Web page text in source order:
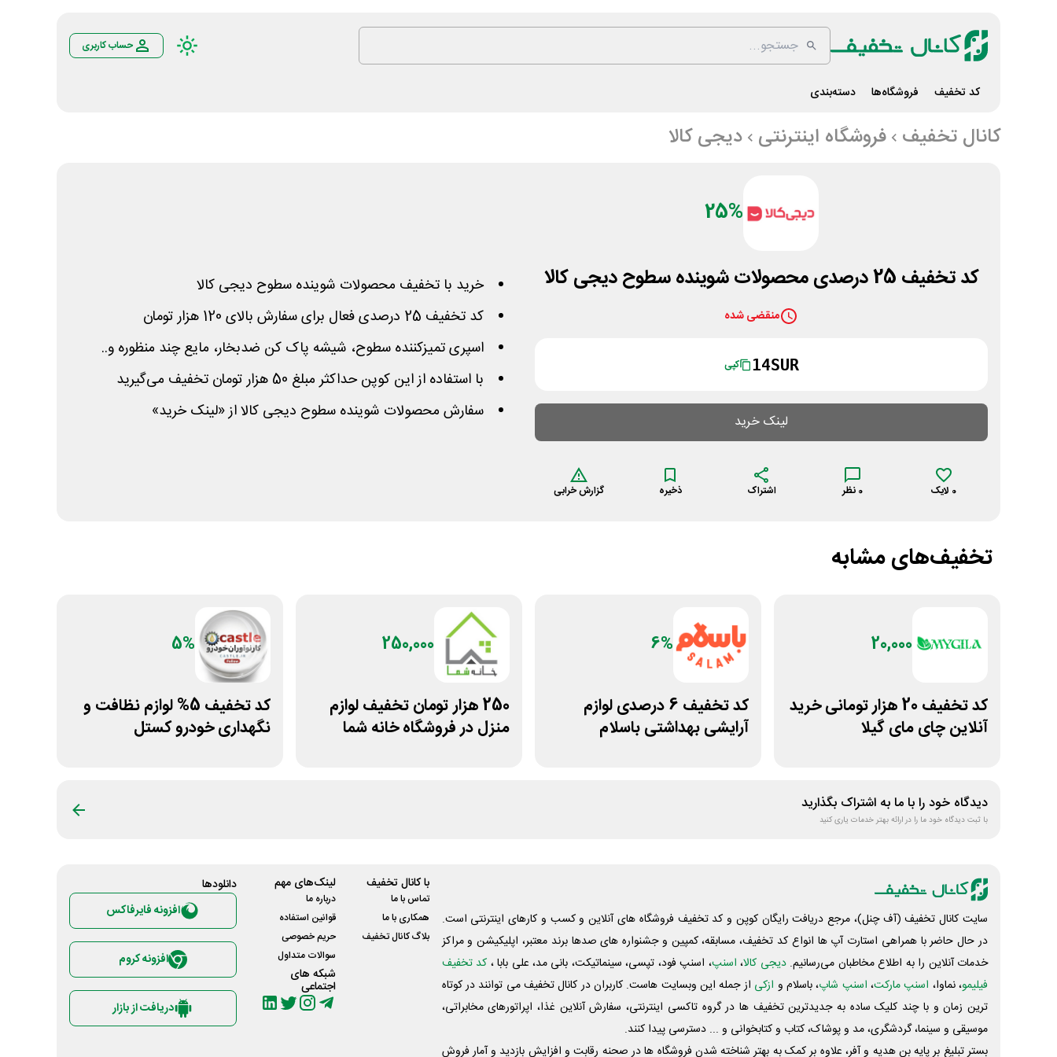
حساب کاربری
کد تخفیف فروشگاه‌ها دسته‌بندی
کانال تخفیف فروشگاه اینترنتی دیجی کالا
25%
کد تخفیف 25 درصدی محصولات شوینده سطوح دیجی کالا
منقضی شده
14SUR کپی
لینک خرید
0 لایک 0 نظر اشتراک ذخیره گزارش خرابی
خرید با تخفیف محصولات شوینده سطوح دیجی کالا
کد تخفیف 25 درصدی فعال برای سفارش بالای 120 هزار تومان
اسپری تمیزکننده سطوح، شیشه پاک کن ضدبخار، مایع چند منظوره و..
با استفاده از این کوپن حداکثر مبلغ 50 هزار تومان تخفیف می‌گیرید
سفارش محصولات شوینده سطوح دیجی کالا از «لینک خرید»
تخفیف‌های مشابه
20,000
کد تخفیف 20 هزار تومانی خرید
آنلاین چای مای گیلا
6%
کد تخفیف 6 درصدی لوازم
آرایشی بهداشتی باسلام
250,000
250 هزار تومان تخفیف لوازم
منزل در فروشگاه خانه شما
5%
کد تخفیف 5% لوازم نظافت و
نگهداری خودرو کستل
دیدگاه خود را با ما به اشتراک بگذارید
با ثبت دیدگاه خود ما را در ارائه بهتر خدمات یاری کنید
سایت کانال تخفیف (آف چنل)، مرجع دریافت رایگان کوپن و کد تخفیف فروشگاه های آنلاین و کسب و‌ کارهای اینترنتی است.
در حال حاضر با همراهی استارت آپ ها انواع کد تخفیف، مسابقه، کمپین و جشنواره های صدها برند معتبر، اپلیکیشن و مراکز
خدمات آنلاین را به اطلاع مخاطبان می‌رسانیم. دیجی کالا، اسنپ، اسنپ فود، تپسی، سینماتیکت، بانی مد، علی‌ بابا ، کد تخفیف
فیلیمو، نماوا، اسنپ مارکت، اسنپ شاپ، باسلام و ازکی از جمله این وبسایت ‌هاست. کاربران در کانال تخفیف می توانند در کوتاه
ترین زمان و با چند کلیک ساده به جدیدترین تخفیف ها در گروه تاکسی اینترنتی، سفارش آنلاین غذا، اپراتورهای مخابراتی،
موسیقی و سینما، گردشگری، مد و پوشاک، کتاب و کتابخوانی و ... دسترسی پیدا کنند.
بستر تبلیغ بر پایه بن هدیه و آفر، علاوه بر کمک به بهتر شناخته شدن فروشگاه ها در صحنه رقابت و افزایش بازدید و آمار فروش
با کانال تخفیف
تماس با ما
همکاری با ما
بلاگ کانال تخفیف
لینک‌های مهم
درباره ما
قوانین استفاده
حریم خصوصی
سوالات متداول
شبکه های
اجتماعی
دانلود‌ها
افزونه فایرفاکس
افزونه کروم
دریافت از بازار